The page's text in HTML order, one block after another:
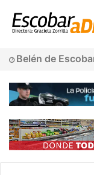
Belén de